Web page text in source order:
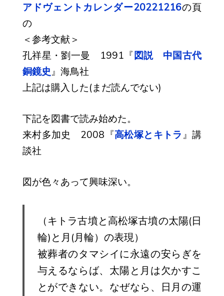
アドヴェントカレンダー20221216の頁
の
＜参考文献＞
孔祥星・劉一曼 1991『図説 中国古代
銅鏡史 』海鳥社
上記は購入した(まだ読んでない)
下記を図書で読み始めた。
来村多加史 2008『高松塚とキトラ 』講
談社
図が色々あって興味深い。
（キトラ古墳と高松塚古墳の太陽(日
輪)と月(月輪）の表現）
被葬者のタマシイに永遠の安らぎを
与えるならば、太陽と月は欠かすこ
とができない。なぜなら、日月の運